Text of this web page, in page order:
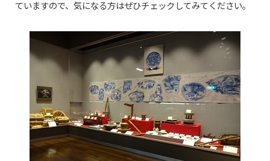
ていますので、気になる方はぜひチェックしてみてください。